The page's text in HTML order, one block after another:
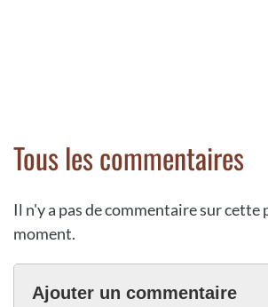
Tous les commentaires
Il n'y a pas de commentaire sur cette
moment.
Ajouter un commentaire